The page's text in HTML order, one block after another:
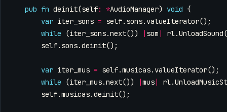
pub fn deinit(self: *AudioManager) void {
var iter_sons = self. sons. valueIterator();
while
(iter_sons.next()) som rl.UnloadSound(
self. sons.deinit();
var iter_mus = self.musicas. valueIterator();
while
(iter_mus.next()) mus rl.
self.musicas.deinit();